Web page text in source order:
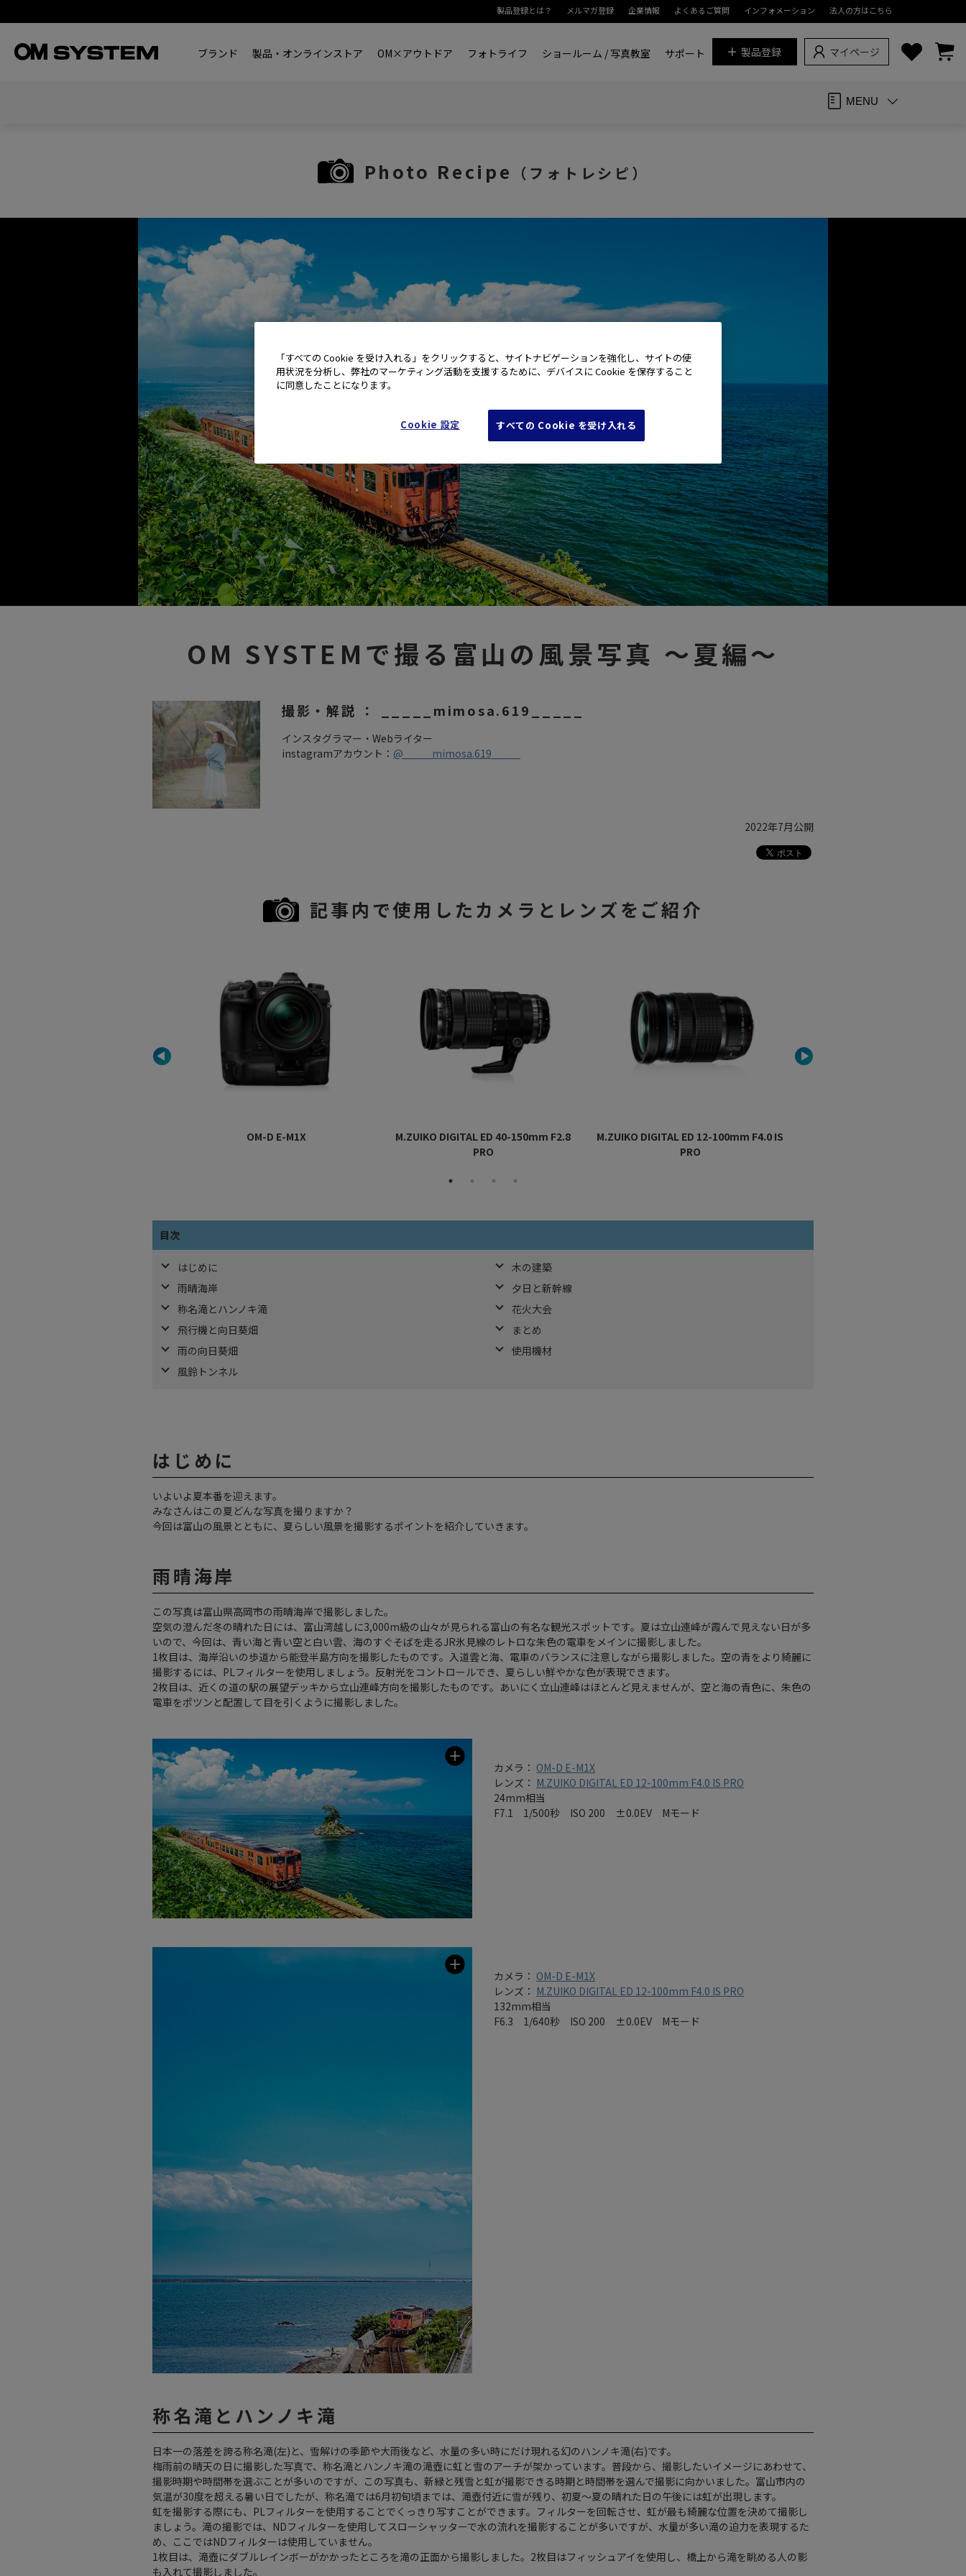
製品登録とは？ メルマガ登録 企業情報 よくあるご質問 インフォメーション 法人の方はこちら
ブランド 製品・オンラインストア OM×アウトドア フォトライフ ショールーム / 写真教室 サポート 製品登録 マイページ
MENU
Photo Recipe （フォトレシピ）
OM SYSTEMで撮る富山の風景写真 ～夏編～
撮影・解説 ： _____mimosa.619_____
インスタグラマー・Webライター
instagramアカウント： @_____mimosa.619_____
2022年7月公開
記事内で使用したカメラと レンズをご紹介
OM-D E-M1X
M.ZUIKO DIGITAL ED 40-150mm F2.8
PRO
M.ZUIKO DIGITAL ED 12-100mm F4.0 IS
PRO
目次
はじめに
雨晴海岸
称名滝とハンノキ滝
飛行機と向日葵畑
雨の向日葵畑
風鈴トンネル
木の建築
夕日と新幹線
花火大会
まとめ
使用機材
はじめに
いよいよ夏本番を迎えます。
みなさんはこの夏どんな写真を撮りますか？
今回は富山の風景とともに、夏らしい風景を撮影するポイントを紹介していきます。
雨晴海岸
この写真は富山県高岡市の雨晴海岸で撮影しました。
空気の澄んだ冬の晴れた日には、富山湾越しに3,000m級の山々が見られる富山の有名な観光スポットです。夏は立山連峰が霞んで見えない日が多
いので、今回は、青い海と青い空と白い雲、海のすぐそばを走るJR氷見線のレトロな朱色の電車をメインに撮影しました。
1枚目は、海岸沿いの歩道から能登半島方向を撮影したものです。入道雲と海、電車のバランスに注意しながら撮影しました。空の青をより綺麗に
撮影するには、PLフィルターを使用しましょう。反射光をコントロールでき、夏らしい鮮やかな色が表現できます。
2枚目は、近くの道の駅の展望デッキから立山連峰方向を撮影したものです。あいにく立山連峰はほとんど見えませんが、空と海の青色に、朱色の
電車をポツンと配置して目を引くように撮影しました。
カメラ： OM-D E-M1X
レンズ： M.ZUIKO DIGITAL ED 12-100mm F4.0 IS PRO
24mm相当
F7.1 1/500秒 ISO 200 ±0.0EV Mモード
カメラ： OM-D E-M1X
レンズ： M.ZUIKO DIGITAL ED 12-100mm F4.0 IS PRO
132mm相当
F6.3 1/640秒 ISO 200 ±0.0EV Mモード
称名滝とハンノキ滝
日本一の落差を誇る称名滝(左)と、雪解けの季節や大雨後など、水量の多い時にだけ現れる幻のハンノキ滝(右)です。
梅雨前の晴天の日に撮影した写真で、称名滝とハンノキ滝の滝壺に虹と雪のアーチが架かっています。普段から、撮影したいイメージにあわせて、
撮影時期や時間帯を選ぶことが多いのですが、この写真も、新緑と残雪と虹が撮影できる時期と時間帯を選んで撮影に向かいました。富山市内の
気温が30度を超える暑い日でしたが、称名滝では6月初旬頃までは、滝壺付近に雪が残り、初夏～夏の晴れた日の午後には虹が出現します。
虹を撮影する際にも、PLフィルターを使用することでくっきり写すことができます。フィルターを回転させ、虹が最も綺麗な位置を決めて撮影し
ましょう。滝の撮影では、NDフィルターを使用してスローシャッターで水の流れを撮影することが多いですが、水量が多い滝の迫力を表現するた
め、ここではNDフィルターは使用していません。
1枚目は、滝壺にダブルレインボーがかかったところを滝の正面から撮影しました。2枚目はフィッシュアイを使用し、橋上から滝を眺める人の影
も入れて撮影しました。
「すべての Cookie を受け入れる」をクリックすると、サイトナビゲーションを強化し、サイトの使
用状況を分析し、弊社のマーケティング活動を支援するために、デバイスに Cookie を保存すること
に同意したことになります。
Cookie 設定 すべての Cookie を受け入れる